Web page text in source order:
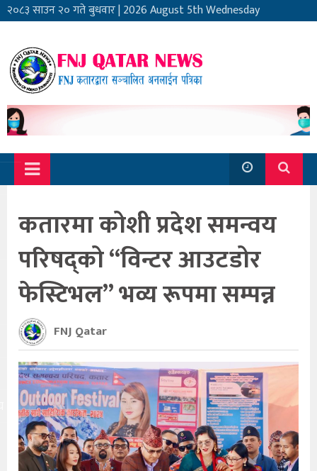
२०८३ साउन २० गते बुधवार|2026 August 5th Wednesday
कतारमा कोशी प्रदेश समन्वय
परिषद्को “विन्टर आउटडोर
फेस्टिभल” भव्य रूपमा सम्पन्न
FNJ Qatar